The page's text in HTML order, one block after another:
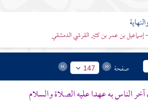
إسماعيل بن عمر بن كثير القرشي الدمشقي
صفحة 147
آخر الناس به عهدا عليه الصلاة والسلام